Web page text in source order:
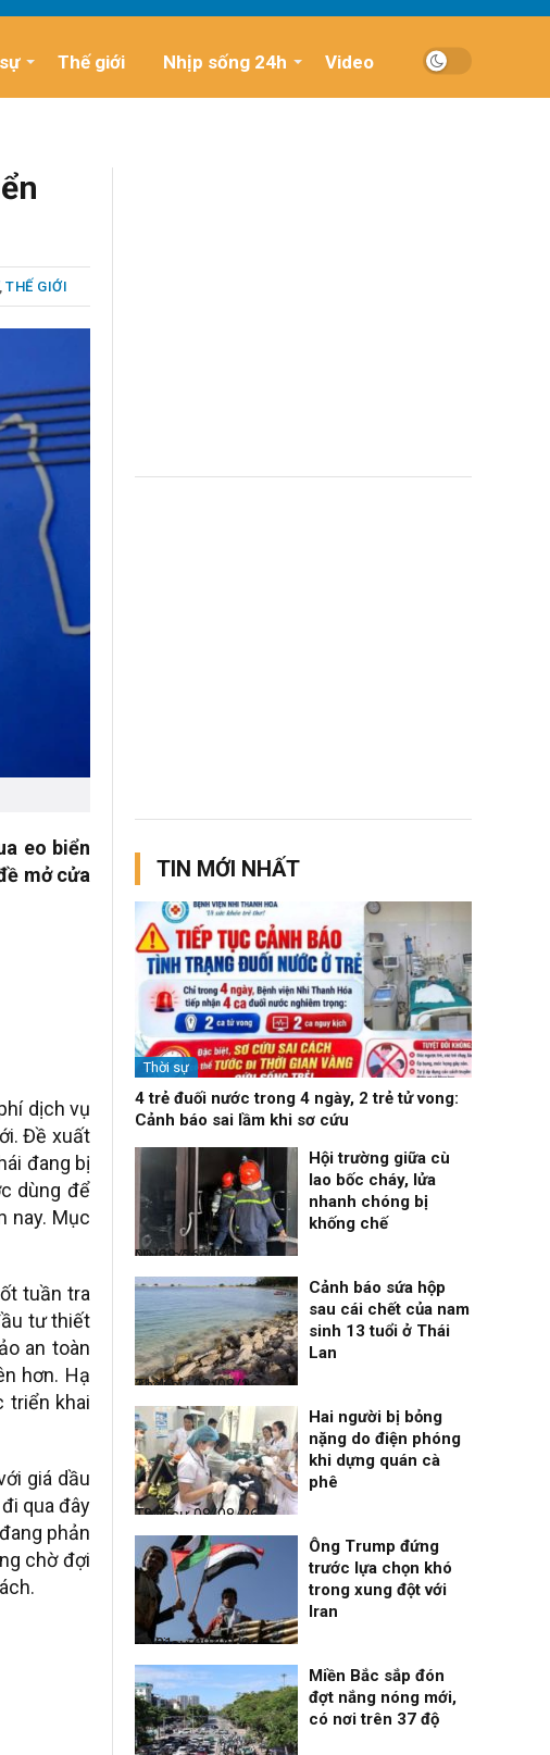
Thế giới Nhịp sống 24h Video
, THẾ GIỚI
eo biển
mở cửa
dịch vụ
Đề xuất
đang bị
dùng để
nay. Mục
tuần tra
tư thiết
an toàn
hơn. Hạ
triển khai
giá dầu
qua đây
phản
chờ đợi
TIN MỚI NHẤT
Thời sự
4 trẻ đuối nước trong 4 ngày, 2 trẻ tử vong:
Cảnh báo sai lầm khi sơ cứu
Nhịp sống 24h
09/08/26, 08:16
Hội trường giữa cù
lao bốc cháy, lửa
nhanh chóng bị
khống chế
Thời sự
08/08/26, 21:46
Cảnh báo sứa hộp
sau cái chết của nam
sinh 13 tuổi ở Thái
Lan
Thời sự
08/08/26, 18:25
Hai người bị bỏng
nặng do điện phóng
khi dựng quán cà
phê
Thời sự
08/08/26, 18:21
Ông Trump đứng
trước lựa chọn khó
trong xung đột với
Iran
Miền Bắc sắp đón
đợt nắng nóng mới,
có nơi trên 37 độ